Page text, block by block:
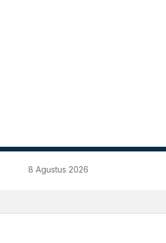
8 Agustus 2026